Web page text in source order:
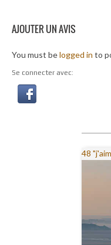
AJOUTER UN AVIS
You must belogged in to
Se connecter avec:
48